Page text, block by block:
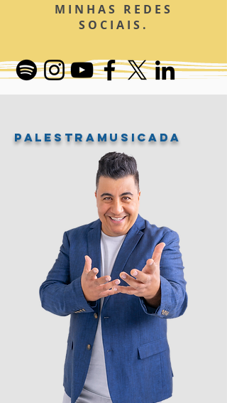
MINHAS REDES
SOCIAIS.
PALESTRAMUSICADA